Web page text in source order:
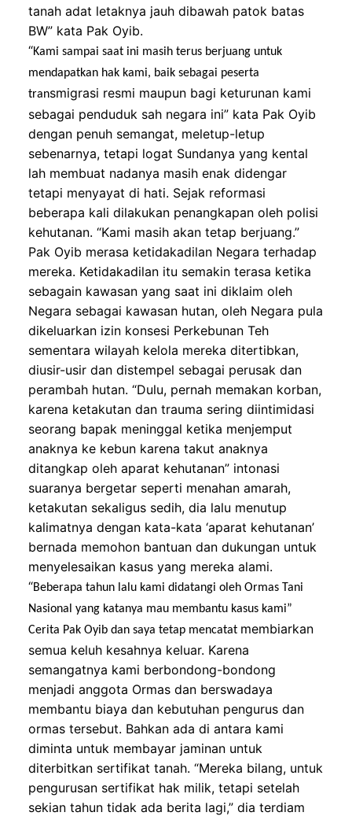
tanah adat letaknya jauh dibawah patok batas
BW” kata Pak Oyib.
“Kami sampai saat ini masih terus berjuang untuk
mendapatkan hak kami, baik sebagai peserta
transmigrasi resmi maupun bagi keturunan kami
sebagai penduduk sah negara ini” kata Pak Oyib
dengan penuh semangat, meletup-letup
sebenarnya, tetapi logat Sundanya yang kental
lah membuat nadanya masih enak didengar
tetapi menyayat di hati. Sejak reformasi
beberapa kali dilakukan penangkapan oleh polisi
kehutanan. “Kami masih akan tetap berjuang.”
Pak Oyib merasa ketidakadilan Negara terhadap
mereka. Ketidakadilan itu semakin terasa ketika
sebagain kawasan yang saat ini diklaim oleh
Negara sebagai kawasan hutan, oleh Negara pula
dikeluarkan izin konsesi Perkebunan Teh
sementara wilayah kelola mereka ditertibkan,
diusir-usir dan distempel sebagai perusak dan
perambah hutan. “Dulu, pernah memakan korban,
karena ketakutan dan trauma sering diintimidasi
seorang bapak meninggal ketika menjemput
anaknya ke kebun karena takut anaknya
ditangkap oleh aparat kehutanan” intonasi
suaranya bergetar seperti menahan amarah,
ketakutan sekaligus sedih, dia lalu menutup
kalimatnya dengan kata-kata ‘aparat kehutanan’
bernada memohon bantuan dan dukungan untuk
menyelesaikan kasus yang mereka alami.
“Beberapa tahun lalu kami didatangi oleh Ormas Tani
Nasional yang katanya mau membantu kasus kami”
Cerita Pak Oyib dan saya tetap mencatat membiarkan
semua keluh kesahnya keluar. Karena
semangatnya kami berbondong-bondong
menjadi anggota Ormas dan berswadaya
membantu biaya dan kebutuhan pengurus dan
ormas tersebut. Bahkan ada di antara kami
diminta untuk membayar jaminan untuk
diterbitkan sertifikat tanah. “Mereka bilang, untuk
pengurusan sertifikat hak milik, tetapi setelah
sekian tahun tidak ada berita lagi,” dia terdiam